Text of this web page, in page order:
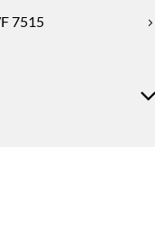
7515